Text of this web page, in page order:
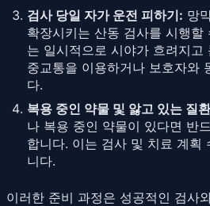
검사 당일 자가 운전 피하기: 망
확장시키는 산동 검사를 시행할
는 일시적으로 시야가 흐려지고
중교통을 이용하거나 보호자와
다.
복용 중인 약물 및 앓고 있는 질
나 복용 중인 약물이 있다면 반
합니다. 이는 검사 및 치료 계획
니다.
이러한 준비 과정은 성공적인 검사